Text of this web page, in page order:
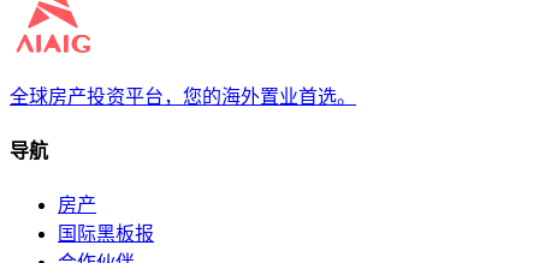
全球房产投资平台，您的海外置业首选。
导航
房产
国际黑板报